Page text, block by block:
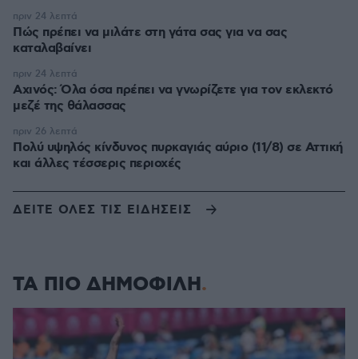
Πώς πρέπει να μιλάτε στη γάτα σας για να σας
καταλαβαίνει
πριν 24 λεπτά
Αχινός: Όλα όσα πρέπει να γνωρίζετε για τον εκλεκτό
μεζέ της θάλασσας
πριν 24 λεπτά
Πολύ υψηλός κίνδυνος πυρκαγιάς αύριο (11/8) σε Αττική
και άλλες τέσσερις περιοχές
πριν 26 λεπτά
ΔΕΙΤΕ ΟΛΕΣ ΤΙΣ ΕΙΔΗΣΕΙΣ
ΤΑ ΠΙΟ ΔΗΜΟΦΙΛΗ